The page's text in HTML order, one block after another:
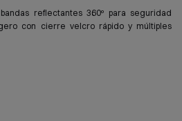
reflectantes 360º para seguridad
con cierre velcro rápido y múltiples